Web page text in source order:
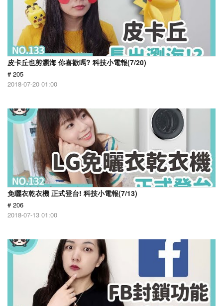
皮卡丘也剪瀏海 你喜歡嗎? 科技小電報(7/20)
# 205
2018-07-20 01:00
免曬衣乾衣機 正式登台! 科技小電報(7/13)
# 206
2018-07-13 01:00